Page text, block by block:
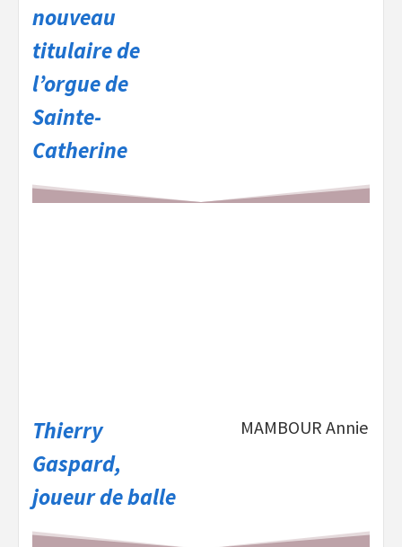
nouveau
titulaire de
l’orgue de
Sainte-
Catherine
Thierry
Gaspard,
joueur de balle
MAMBOUR Annie